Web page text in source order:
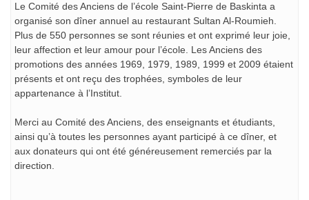
Le Comité des Anciens de l’école Saint-Pierre de Baskinta a
organisé son dîner annuel au restaurant Sultan Al-Roumieh.
Plus de 550 personnes se sont réunies et ont exprimé leur joie,
leur affection et leur amour pour l’école. Les Anciens des
promotions des années 1969, 1979, 1989, 1999 et 2009 étaient
présents et ont reçu des trophées, symboles de leur
appartenance à l’Institut.
Merci au Comité des Anciens, des enseignants et étudiants,
ainsi qu’à toutes les personnes ayant participé à ce dîner, et
aux donateurs qui ont été généreusement remerciés par la
direction.